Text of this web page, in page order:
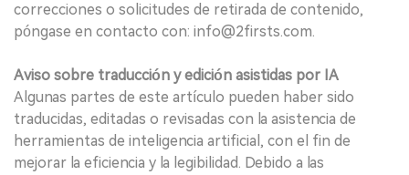
correcciones o solicitudes de retirada de contenido,
póngase en contacto con: info@2firsts.com.
Aviso sobre traducción y edición asistidas por IA
Algunas partes de este artículo pueden haber sido
traducidas, editadas o revisadas con la asistencia de
herramientas de inteligencia artificial, con el fin de
mejorar la eficiencia y la legibilidad. Debido a las